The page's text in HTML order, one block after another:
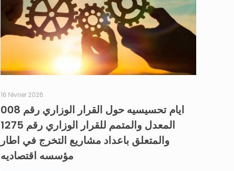
16 février 2026
ايام تحسيسيه حول القرار الوزاري رقم 008
المعدل والمتمم للقرار الوزاري رقم 1275
والمتعلق باعداد مشاريع التخرج في اطار
مؤسسه اقتصاديه